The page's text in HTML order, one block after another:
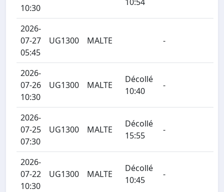
10:30
2026-
07-27
05:45
UG1300 MALTE -
2026-
07-26
10:30
UG1300 MALTE
Décollé
10:40
-
2026-
07-25
07:30
UG1300 MALTE
Décollé
15:55
-
2026-
07-22
10:30
UG1300 MALTE
Décollé
10:45
-